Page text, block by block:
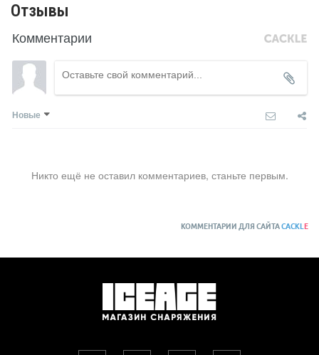
Отзывы
Комментарии
Новые
Никто ещё не оставил комментариев, станьте первым.
КОММЕНТАРИИ ДЛЯ САЙТАCACKL E